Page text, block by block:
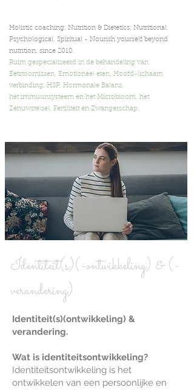
Holistic coaching; Nutrition & Dietetics; Nutritional,
Psychological, Spiritual - Nourish yourself beyond
nutrition, since 2010.
Ruim gespecialiseerd in de behandeling van
Eetstoornissen, Emotioneel eten, Hoofd-lichaam
verbinding, HSP, Hormonale Balans,
het immuunsysteem en het Microbioom, het
Zenuwstelsel, Fertiliteit en Zwangerschap.
Identiteit(s)(-ontwikkeling) & (-
verandering)..
Identiteit(s)(ontwikkeling) &
verandering.
Wat is identiteitsontwikkeling?
Identiteitsontwikkeling is het
ontwikkelen van een persoonlijke en